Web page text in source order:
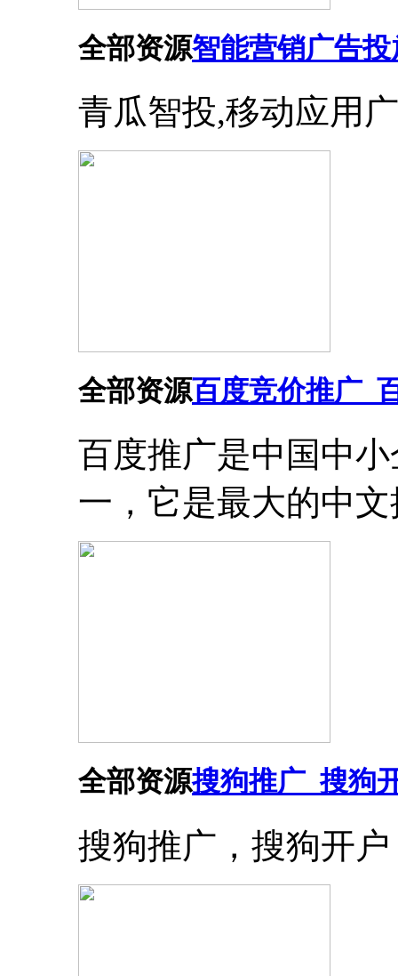
全部资源智能营销广告
青瓜智投,移动应用
全部资源百度竞价推广_
百度推广是中国中
一，它是最大的中
全部资源搜狗推广_搜狗
搜狗推广，搜狗开